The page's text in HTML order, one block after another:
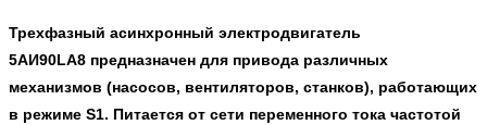
Трехфазный асинхронный электродвигатель
5АИ90LA8 предназначен для привода различных
механизмов (насосов, вентиляторов, станков), работающих
в режиме S1. Питается от сети переменного тока частотой